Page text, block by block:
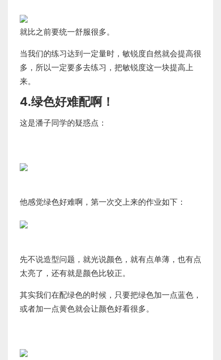
就比之前要统一舒服很多。
当我们的练习达到一定量时，敏锐度自然就会提高很
多，所以一定要多去练习，把敏锐度这一块提高上
来。
4.绿色好难配啊！
这是潘子同学的疑惑点：
他感觉绿色好难啊，第一次交上来的作业如下：
先不说造型问题，就光说颜色，就有点单薄，也有点
太亮了，还有就是颜色比较正。
其实我们在配绿色的时候，只要把绿色加一点蓝色，
或者加一点黄色就会让颜色好看很多。